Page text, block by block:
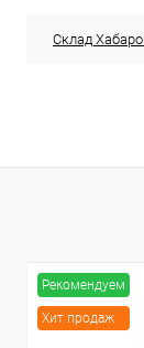
Склад
Рекомендуем
Хит продаж